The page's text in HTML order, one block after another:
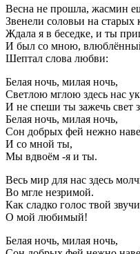
Весна не прошла, жасмин
Звенели соловьи на старых
Ждала я в беседке, и ты
И был со мною,
Шептал слова любви:
Белая ночь, милая ночь,
Светлою мглою здесь нас
И не спеши ты зажечь свет
Белая ночь, милая ночь,
Сон добрых фей нежно
И со мной ты,
Мы вдвоём -я и ты.
Весь мир для нас здесь
Во мгле незримой.
Как сладко голос твой
О мой любимый!
Белая ночь, милая ночь,